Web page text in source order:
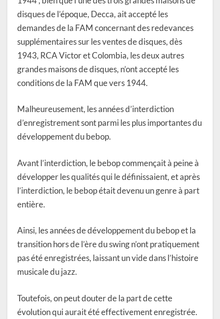
disques de l’époque, Decca, ait accepté les
demandes de la FAM concernant des redevances
supplémentaires sur les ventes de disques, dès
1943, RCA Victor et Colombia, les deux autres
grandes maisons de disques, n’ont accepté les
conditions de la FAM que vers 1944.
Malheureusement, les années d’interdiction
d’enregistrement sont parmi les plus importantes du
développement du bebop.
Avant l’interdiction, le bebop commençait à peine à
développer les qualités qui le définissaient, et après
l’interdiction, le bebop était devenu un genre à part
entière.
Ainsi, les années de développement du bebop et la
transition hors de l’ère du swing n’ont pratiquement
pas été enregistrées, laissant un vide dans l’histoire
musicale du jazz.
Toutefois, on peut douter de la part de cette
évolution qui aurait été effectivement enregistrée.